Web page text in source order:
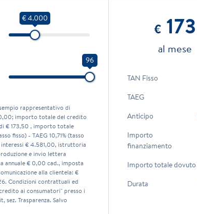
€ 4.000
96
rappresentativo di
importo totale del credito
€ 173,50 , importo totale
fisso) - TAEG 10,71% (tasso
€ 4.581,00, istruttoria
e invio lettera
annuale € 0,00 cad., imposta
alla clientela: €
Condizioni contrattuali ed
ai consumatori" presso i
sez. Trasparenza. Salvo
€ 173
al mese
TAN Fisso
TAEG
Anticipo
Importo
finanziamento
Importo totale dovuto
Durata